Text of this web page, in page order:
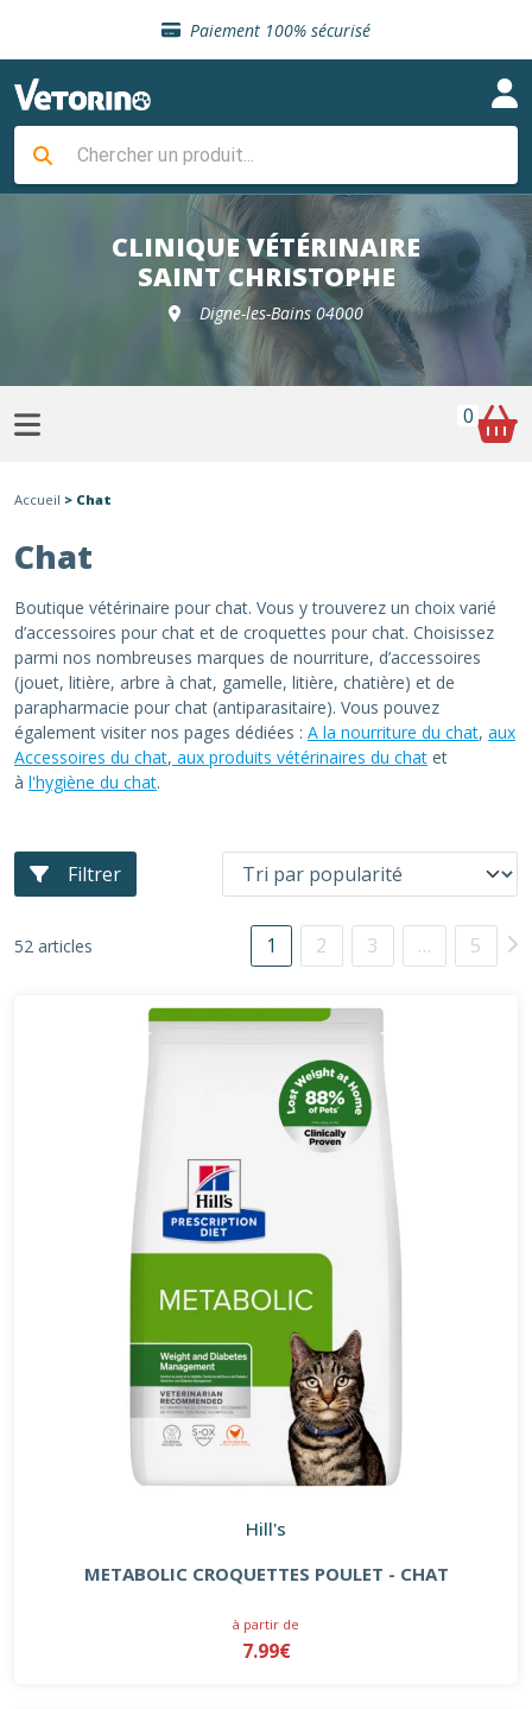
Paiement 100% sécurisé
Livraison gratuite en clinique vétérinaire
Sélection de croquettes vétérinaire
Livraison gratuite en clinique vétérinaire
Retour gratuit en clinique
Sélection de croquettes vétérinaire
CLINIQUE VÉTÉRINAIRE
SAINT CHRISTOPHE
Digne-les-Bains 04000
0
Accueil > Chat
Chat
Boutique vétérinaire pour chat. Vous y trouverez un choix varié
d’accessoires pour chat et de croquettes pour chat. Choisissez
parmi nos nombreuses marques de nourriture, d’accessoires
(jouet, litière, arbre à chat, gamelle, litière, chatière) et de
parapharmacie pour chat (antiparasitaire). Vous pouvez
également visiter nos pages dédiées : A la nourriture du chat, aux
Accessoires du chat, aux produits vétérinaires du chat et
à l'hygiène du chat.
Filtrer
52 articles 1 2 3 … 5
Hill's
METABOLIC CROQUETTES POULET - CHAT
à partir de
7.99€